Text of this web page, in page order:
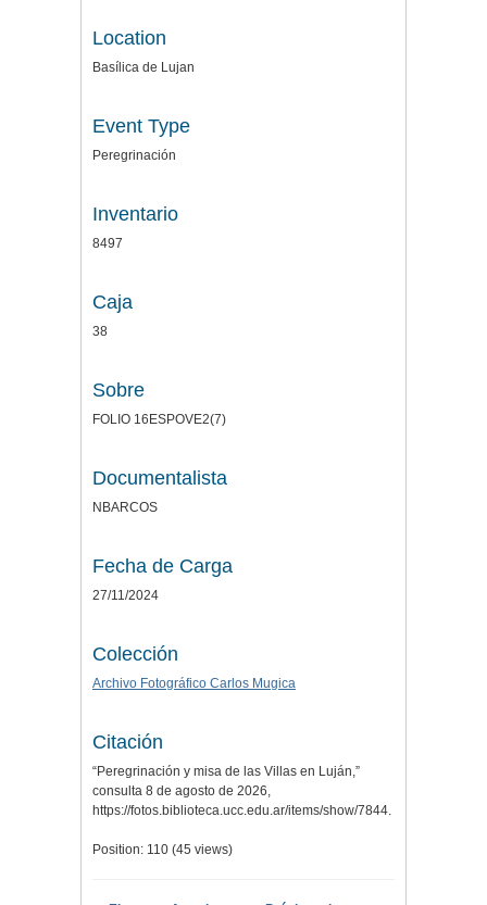
Location
Basílica de Lujan
Event Type
Peregrinación
Inventario
8497
Caja
38
Sobre
FOLIO 16ESPOVE2(7)
Documentalista
NBARCOS
Fecha de Carga
27/11/2024
Colección
Archivo Fotográfico Carlos Mugica
Citación
“Peregrinación y misa de las Villas en Luján,”
consulta 8 de agosto de 2026,
https://fotos.biblioteca.ucc.edu.ar/items/show/7844.
Position: 110 (45 views)